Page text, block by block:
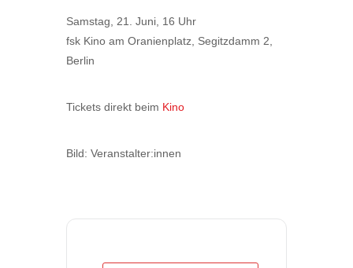
Samstag, 21. Juni, 16 Uhr
fsk Kino am Oranienplatz, Segitzdamm 2,
Berlin
Tickets direkt beim Kino
Bild: Veranstalter:innen